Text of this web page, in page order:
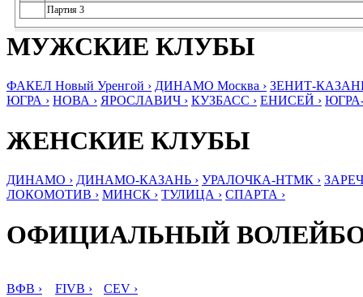
Партия 3
МУЖСКИЕ КЛУБЫ
ФАКЕЛ Новый Уренгой › ДИНАМО Москва › ЗЕНИТ-
ЮГРА › НОВА › ЯРОСЛАВИЧ › КУЗБАСС › ЕНИСЕЙ ›
ЖЕНСКИЕ КЛУБЫ
ДИНАМО › ДИНАМО-КАЗАНЬ › УРАЛОЧКА-НТМК ›
ЛОКОМОТИВ › МИНСК › ТУЛИЦА › СПАРТА ›
ОФИЦИАЛЬНЫЙ
ВФВ › FIVB › CEV ›